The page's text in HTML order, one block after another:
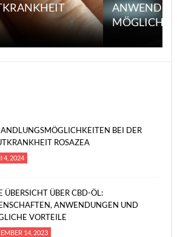
MÖGLICHE
BEI DER
ROSAZEA
4, 2024
ÜBERSICHT ÜBER CBD-ÖL:
ANWENDUNGEN UND
VORTEILE
14, 2023